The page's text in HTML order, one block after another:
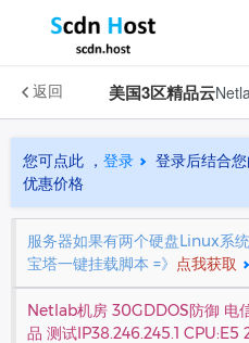
返回 美国3区精品云
您可点此 ， 登录
登录后结合
优惠价格
服务器如果有两个硬盘Linux系
宝塔一键挂载脚本 =》 点我获取
Netlab机房 30GDDOS防御 电
品 测试IP38.246.245.1 CPU:E5